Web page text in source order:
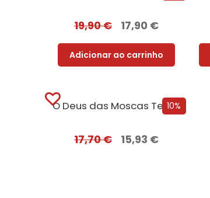
19,90€ 17,90 €
Adicionar ao carrinho
10%
O Deus das Moscas Tem Fome [Edição Autografada]
17,70€ 15,93 €